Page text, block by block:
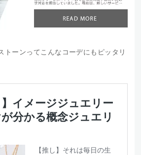
トーンってこんなコーデにもピッタリ